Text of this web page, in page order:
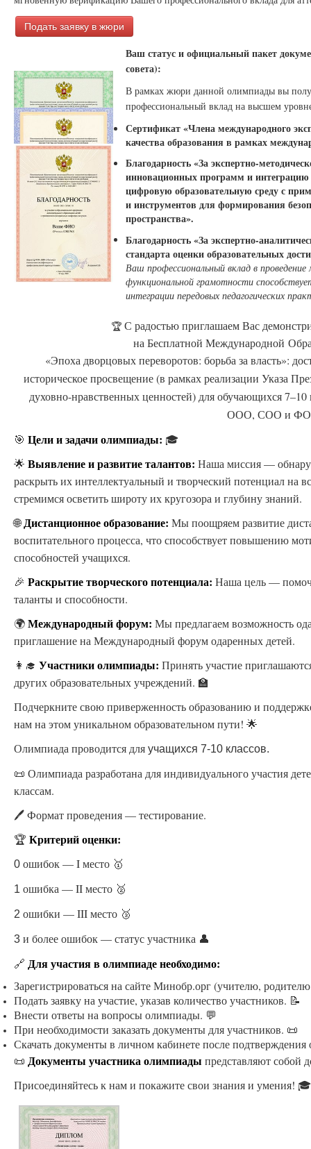
Подать заявку в жюри
Ваш статус и официальный пакет
совета):
В рамках жюри данной олимпиады вы
профессиональный вклад на высшем
Сертификат «Члена международного
качества образования в рамках
Благодарность «За экспертно-
инновационных программ и интеграцию
цифровую образовательную среду с
и инструментов для формирования
пространства».
Благодарность «За экспертно-
стандарта оценки образовательных
Ваш профессиональный вклад в
функциональной грамотности
интеграции передовых педагогических
🏆 С радостью приглашаем Вас
на Бесплатной Международной
«Эпоха дворцовых переворотов: борьба за власть»:
историческое просвещение (в рамках реализации Указа
духовно-нравственных ценностей) для обучающихся
ООО, СОО и
🎯 Цели и задачи олимпиады: 🎓
🌟 Выявление и развитие талантов: Наша миссия —
раскрыть их интеллектуальный и творческий потенциал на
стремимся осветить широту их кругозора и глубину знаний.
🌐Дистанционное образование: Мы поощряем развитие
воспитательного процесса, что способствует повышению
способностей учащихся.
🎉 Раскрытие творческого потенциала: Наша цель —
таланты и способности.
🌍Международный форум: Мы предлагаем возможность
приглашение на Международный форум одаренных детей.
👩‍🎓 Участники олимпиады: Принять участие
других образовательных учреждений. 🏫
Подчеркните свою приверженность образованию и
нам на этом уникальном образовательном пути! 🌟
Олимпиада проводится для учащихся 7-10 классов.
📜 Олимпиада разработана для индивидуального участия
классам.
🖊️ Формат проведения — тестирование.
🏆 Критерий оценки:
0 ошибок — I место 🥇
1 ошибка — II место 🥈
2 ошибки — III место 🥉
3 и более ошибок — статус участника 👤
🔗 Для участия в олимпиаде необходимо:
Зарегистрироваться на сайте Минобр.орг (учителю,
Подать заявку на участие, указав количество участников. 📝
Внести ответы на вопросы олимпиады. 💬
При необходимости заказать документы для участников. 📜
Скачать документы в личном кабинете после
📜 Документы участника олимпиады представляют собой
Присоединяйтесь к нам и покажите свои знания и умения! 🎓